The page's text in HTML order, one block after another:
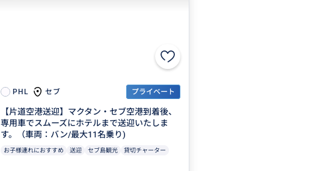
PHL セブ プライベート
【片道空港送迎】マクタン・セブ空港到着後、
専用車でスムーズにホテルまで送迎いたしま
す。（車両：バン/最大11名乗り)
お子様連れにおすすめ 送迎 セブ島観光 貸切チャーター